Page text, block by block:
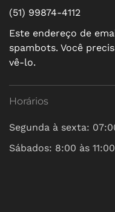
(51) 99874-4112
Este endereço de
spambots. Você
vê-lo.
Horários
Segunda à sexta:
Sábados: 8:00 às 11:00